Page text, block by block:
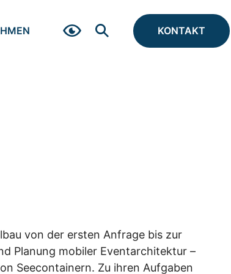
KONTAKT
von der ersten Anfrage bis zur
Planung mobiler Eventarchitektur –
Seecontainern. Zu ihren Aufgaben